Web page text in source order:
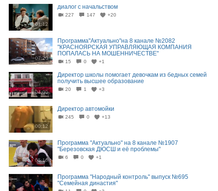
01:12
диалог с начальством
227 147 +20
07:20
Программа"Актуально"на 8 канале №2082
"КРАСНОЯРСКАЯ УПРАВЛЯЮЩАЯ КОМПАНИЯ
ПОПАЛАСЬ НА МОШЕННИЧЕСТВЕ"
15 0 +1
04:00
Директор школы помогает девочкам из бедных семей
получить высшее образование
20 1 +3
00:12
Директор автомойки
245 0 +13
05:16
Программа "Актуально" на 8 канале №1907
"Березовская ДЮСШ и её проблемы"
6 0 +1
Программа "Народный контроль" выпуск №695
"Семейная династия"